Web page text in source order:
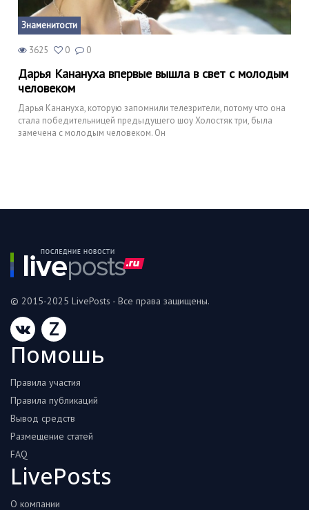
Знаменитости
3625 0 0
Дарья Канануха впервые вышла в свет с молодым
человеком
Дарья Канануха, которую запомнили телезрители, потому что она
стала победительницей предыдущего шоу Холостяк три, была
замечена с молодым человеком. Он
© 2015-2025 LivePosts - Все права защищены.
Z
Помошь
Правила участия
Правила публикаций
Вывод средств
Размещение статей
FAQ
LivePosts
О компании